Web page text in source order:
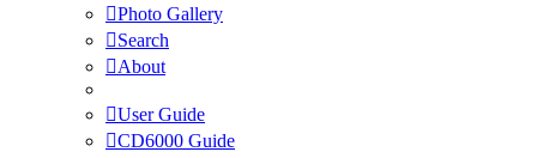
Photo Gallery
Search
About
User Guide
CD6000 Guide